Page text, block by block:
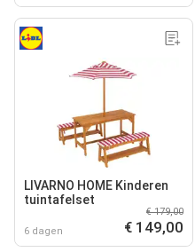
LIVARNO HOME Kinderen
tuintafelset
6 dagen
€ 179,00
€ 149,00